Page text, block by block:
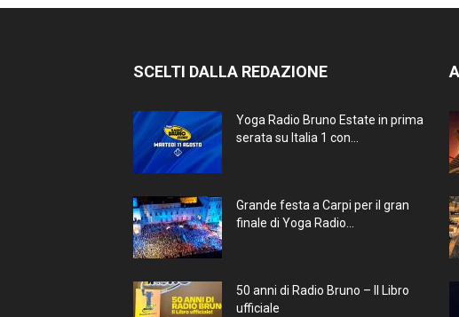
SCELTI DALLA REDAZIONE
Yoga Radio Bruno Estate in prima
serata su Italia 1 con...
Grande festa a Carpi per il gran
finale di Yoga Radio...
50 anni di Radio Bruno – Il Libro
ufficiale